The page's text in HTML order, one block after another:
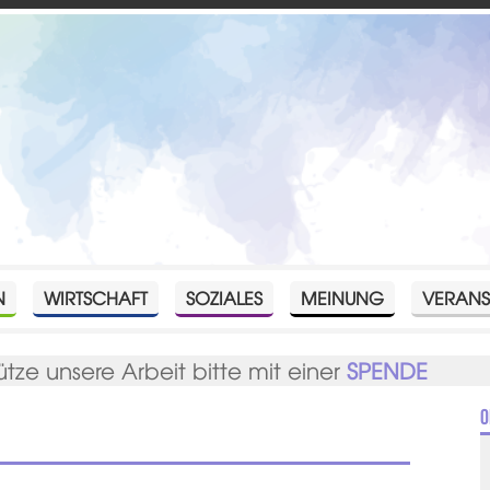
WIRTSCHAFT SOZIALES MEINUNG
unsere Arbeit bitte mit einerSPENDE